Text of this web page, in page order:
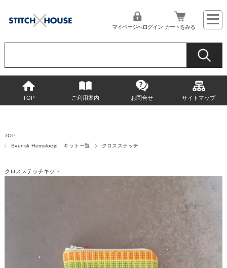
マイページへログイン カートをみる
TOP ご利用案内 お問合せ サイトマップ
TOP
Svensk Hemsloejd キット一覧
クロスステッチ
クロスステッチキット